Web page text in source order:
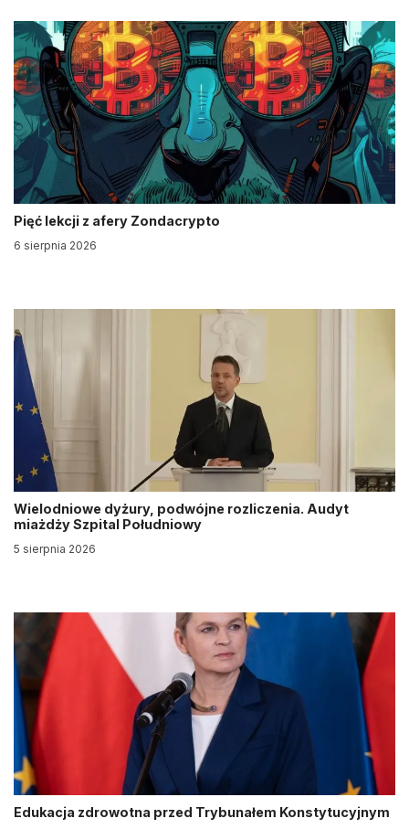
Pięć lekcji z afery Zondacrypto
6 sierpnia 2026
Wielodniowe dyżury, podwójne rozliczenia. Audyt
miażdży Szpital Południowy
5 sierpnia 2026
Edukacja zdrowotna przed Trybunałem Konstytucyjnym